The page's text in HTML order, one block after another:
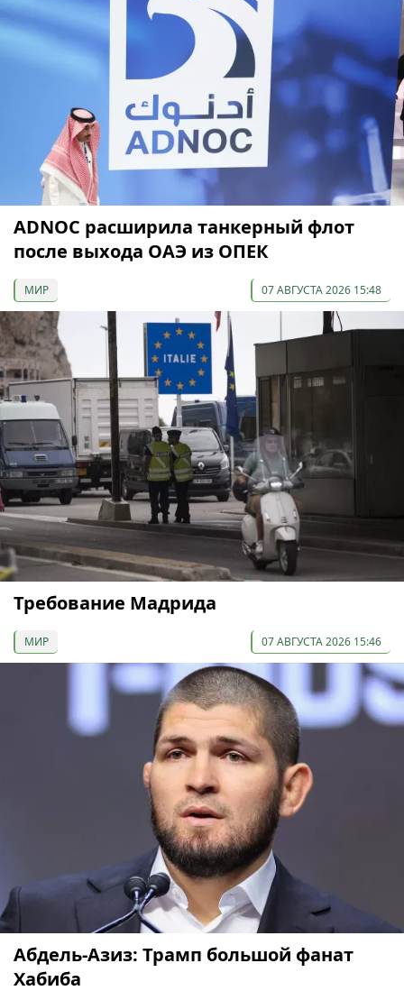
ADNOC расширила танкерный флот
после выхода ОАЭ из ОПЕК
МИР 07 АВГУСТА 2026 15:48
Требование Мадрида
МИР 07 АВГУСТА 2026 15:46
Абдель-Азиз: Трамп большой фанат
Хабиба